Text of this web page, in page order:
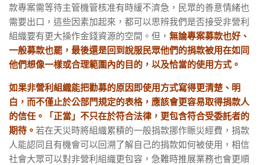
款專案需等待主管機管核准有時緩不濟急，民眾的善意情緒也
需要出口，這些因素加起來，都可以思辨我們是否接受非營利
組織要有更大操作金錢資源的空間。但， 無論專案募款也好、
一般募款也罷，最後還是回到說服民眾他們的捐款被用在如同
他們想像一樣或合理範圍內的目的，以及恰當的使用方式。
如果非營利組織能把勸募的原因即使用方式寫得更清楚、明
白，而不僅止於公部門規定的表格，應該會更容易取得捐款人
的信任。
「正當」不只在於符合法律，更包含符合受委託者的
期待。 若在天災時將組織累積的一般捐款挪作賑災經費，捐款
人能認同且有機會可以回溯了解自己的捐款如何被使用，相信
社會大眾可以對非營利組織更包容，急難時推展業務也會更順